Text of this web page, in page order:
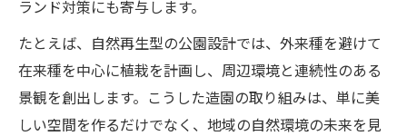
ランド対策にも寄与します。
たとえば、自然再生型の公園設計では、外来種を避けて
在来種を中心に植栽を計画し、周辺環境と連続性のある
景観を創出します。こうした造園の取り組みは、単に美
しい空間を作るだけでなく、地域の自然環境の未来を見